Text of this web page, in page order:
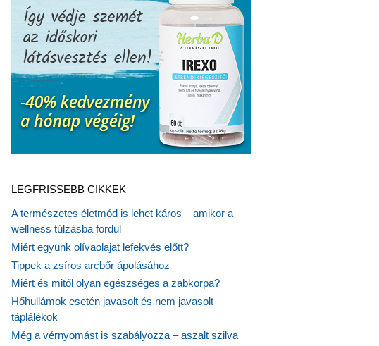
LEGFRISSEBB CIKKEK
A természetes életmód is lehet káros – amikor a
wellness túlzásba fordul
Miért együnk olívaolajat lefekvés előtt?
Tippek a zsíros arcbőr ápolásához
Miért és mitől olyan egészséges a zabkorpa?
Hőhullámok esetén javasolt és nem javasolt
táplálékok
Még a vérnyomást is szabályozza – aszalt szilva